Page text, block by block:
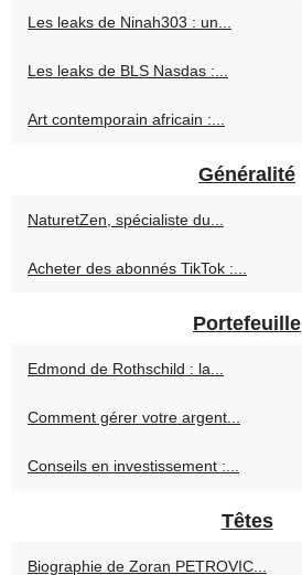
Les leaks de Ninah303 : un...
Les leaks de BLS Nasdas :...
Art contemporain africain :...
Généralité
NaturetZen, spécialiste du...
Acheter des abonnés TikTok :...
Portefeuille
Edmond de Rothschild : la...
Comment gérer votre argent...
Conseils en investissement :...
Têtes
Biographie de Zoran PETROVIC...